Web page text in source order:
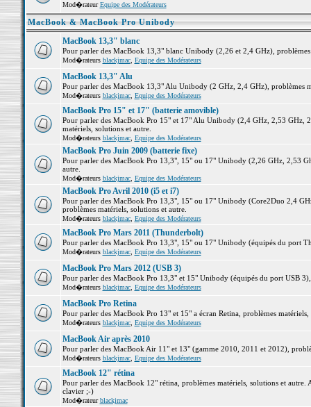
Mod�rateurEquipe des Modérateurs
MacBook & MacBook Pro Unibody
MacBook 13,3" blanc
Pour parler des MacBook 13,3" blanc Unibody (2,26 et 2,4 GHz),
Mod�rateurs blackjmac, Equipe des Modérateurs
MacBook 13,3" Alu
Pour parler des MacBook 13,3" Alu Unibody (2 GHz, 2,4 GHz), problèmes
Mod�rateurs blackjmac, Equipe des Modérateurs
MacBook Pro 15" et 17" (batterie amovible)
Pour parler des MacBook Pro 15" et 17" Alu Unibody (2,4 GHz, 2,53 GHz,
matériels, solutions et autre.
Mod�rateurs blackjmac, Equipe des Modérateurs
MacBook Pro Juin 2009 (batterie fixe)
Pour parler des MacBook Pro 13,3", 15" ou 17" Unibody (2,26 GHz, 2,53
autre.
Mod�rateurs blackjmac, Equipe des Modérateurs
MacBook Pro Avril 2010 (i5 et i7)
Pour parler des MacBook Pro 13,3", 15" ou 17" Unibody (Core2Duo 2,4
problèmes matériels, solutions et autre.
Mod�rateurs blackjmac, Equipe des Modérateurs
MacBook Pro Mars 2011 (Thunderbolt)
Pour parler des MacBook Pro 13,3", 15" ou 17" Unibody (équipés du port
Mod�rateurs blackjmac, Equipe des Modérateurs
MacBook Pro Mars 2012 (USB 3)
Pour parler des MacBook Pro 13,3" et 15" Unibody (équipés du port USB
Mod�rateurs blackjmac, Equipe des Modérateurs
MacBook Pro Retina
Pour parler des MacBook Pro 13" et 15" a écran Retina, problèmes matériels,
Mod�rateurs blackjmac, Equipe des Modérateurs
MacBook Air après 2010
Pour parler des MacBook Air 11" et 13" (gamme 2010, 2011 et 2012),
Mod�rateurs blackjmac, Equipe des Modérateurs
MacBook 12" rétina
Pour parler des MacBook 12" rétina, problèmes matériels, solutions et
clavier ;-)
Mod�rateurblackjmac